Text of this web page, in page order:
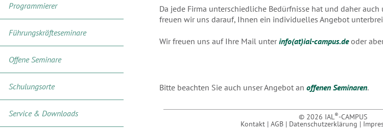
Programmierer
Führungskräfteseminare
Offene Seminare
Schulungsorte
Service & Downloads
Da jede Firma unterschiedliche Bedürfnisse hat und daher
freuen wir uns darauf, Ihnen ein individuelles Angebot
Wir freuen uns auf Ihre Mail unterinfo(at)ial-campus.deoder
Bitte beachten Sie auch unser Angebot an offenen Seminaren.
© 2026 IAL®-CAMPUS
Kontakt| AGB| Datenschutzerklärung |